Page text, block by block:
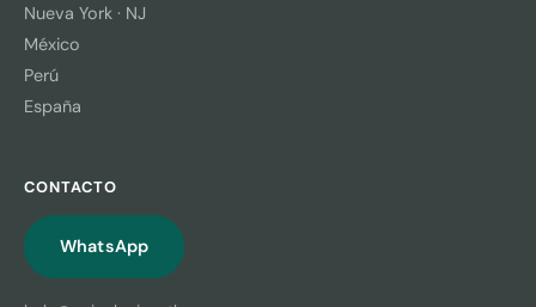
Nueva York · NJ
México
Perú
España
CONTACTO
WhatsApp